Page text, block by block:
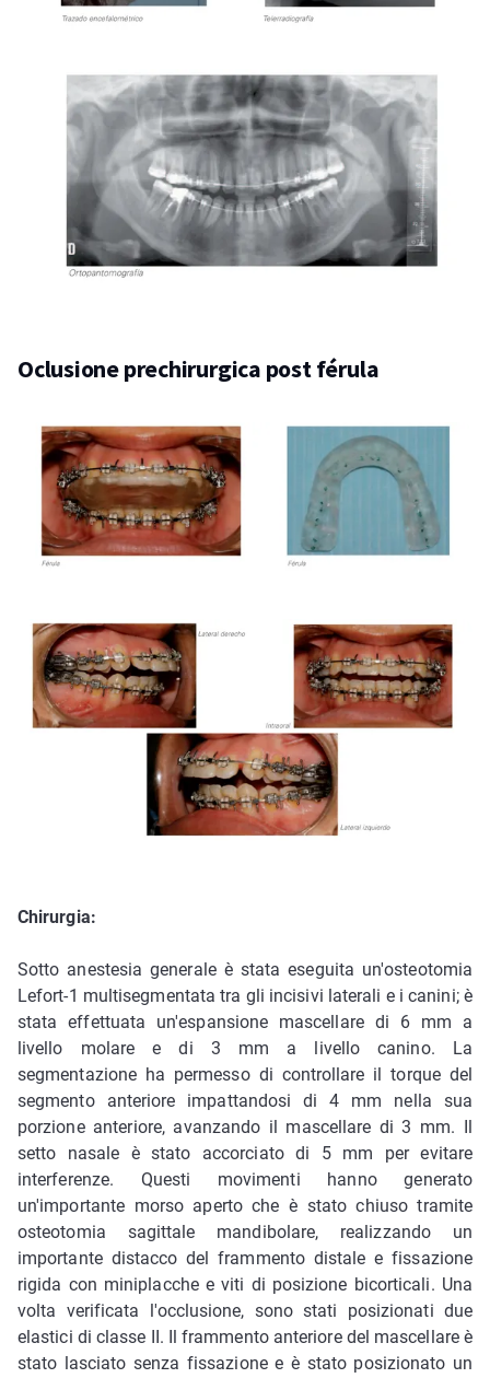
Oclusione prechirurgica post férula
Chirurgia:
Sotto anestesia generale è stata eseguita un'osteotomia
Lefort-1 multisegmentata tra gli incisivi laterali e i canini; è
stata effettuata un'espansione mascellare di 6 mm a
livello molare e di 3 mm a livello canino. La
segmentazione ha permesso di controllare il torque del
segmento anteriore impattandosi di 4 mm nella sua
porzione anteriore, avanzando il mascellare di 3 mm. Il
setto nasale è stato accorciato di 5 mm per evitare
interferenze. Questi movimenti hanno generato
un'importante morso aperto che è stato chiuso tramite
osteotomia sagittale mandibolare, realizzando un
importante distacco del frammento distale e fissazione
rigida con miniplacche e viti di posizione bicorticali. Una
volta verificata l'occlusione, sono stati posizionati due
elastici di classe II. Il frammento anteriore del mascellare è
stato lasciato senza fissazione e è stato posizionato un